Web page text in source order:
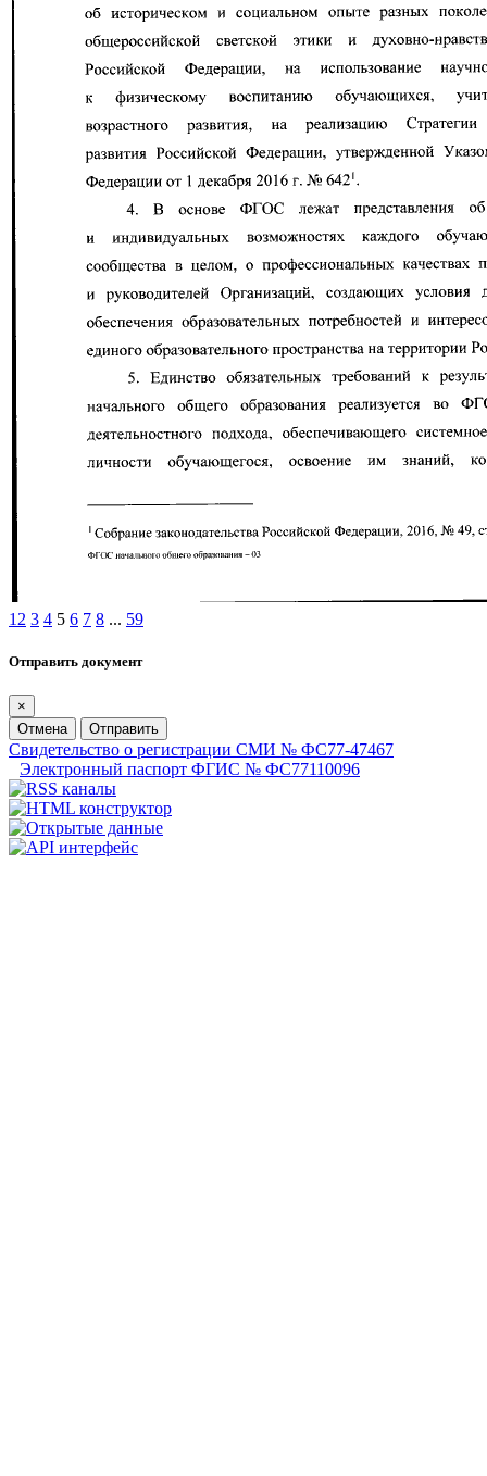
1 2 3 4 5 6 7 8 ... 59
Отправить документ
×
Отмена
Отправить
Свидетельство о регистрации СМИ № ФС77-47467
Электронный паспорт ФГИС № ФС77110096